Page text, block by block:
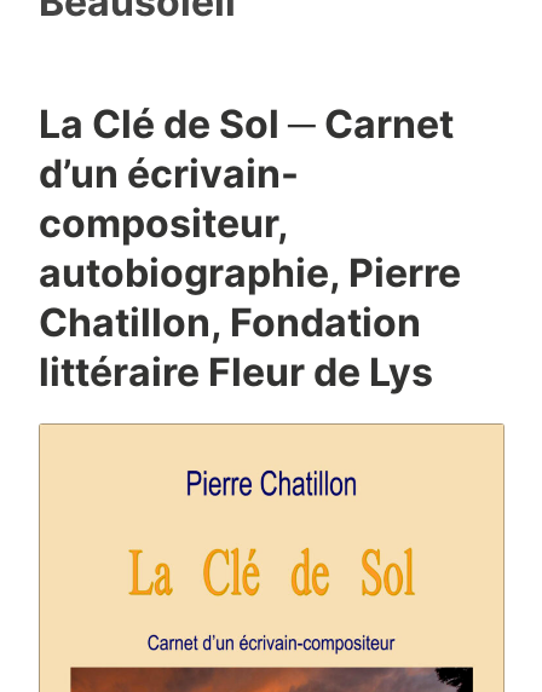
La Clé de Sol ─ Carnet
d’un écrivain-
compositeur,
autobiographie, Pierre
Chatillon, Fondation
littéraire Fleur de Lys